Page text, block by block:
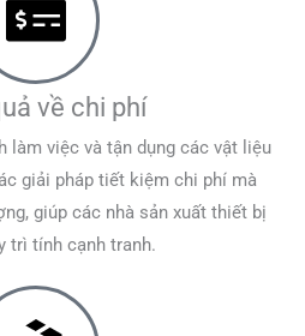
về chi phí
làm việc và tận dụng các vật liệu
giải pháp tiết kiệm chi phí mà
giúp các nhà sản xuất thiết bị
trì tính cạnh tranh.